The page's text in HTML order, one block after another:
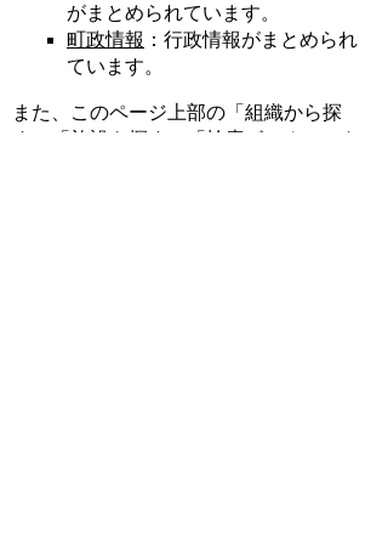
がまとめられています。
町政情報 ：行政情報がまとめられ
ています。
また、このページ上部の「組織から探
す」「施設を探す」「検索ボックス」な